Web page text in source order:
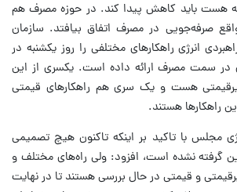
هست باید کاهش پیدا کند. در حوزه مصرف هم
صرفه‌جویی در مصرف اتفاق بیافتد. سازمان
انرژی راهکارهای مختلفی را روز یکشنبه در
در سمت مصرف ارائه داده است. یکسری از این
غیرقیمتی هست و یک سری هم راهکارهای قیمتی
راهکارها هستند.
مجلس با تاکید بر اینکه تاکنون هیچ تصمیمی
گرفته نشده است، افزود: ولی راه‌های مختلف و
و قیمتی در حال بررسی هستند تا در نهایت